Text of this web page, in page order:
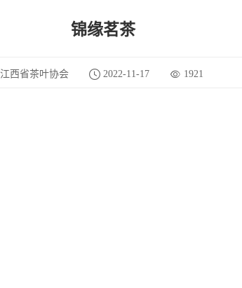
锦缘茗茶
江西省茶叶协会 2022-11-17 1921